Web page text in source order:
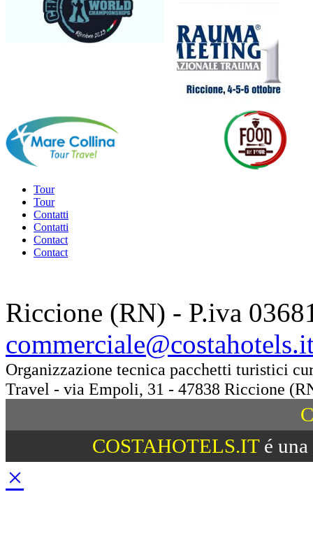
Tour
Tour
Contatti
Contatti
Contact
Contact
Riccione (RN) - P.iva
Organizzazione tecnica pacchetti turistici
Travel - via Empoli, 31 - 47838 Riccione
COSTAHOTELS.ITé una
×